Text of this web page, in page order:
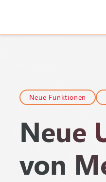
Neue Funktionen
Neue
von